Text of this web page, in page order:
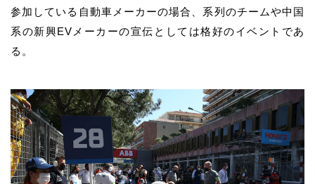
参加している自動車メーカーの場合、系列のチームや中国
系の新興EVメーカーの宣伝としては格好のイベントであ
る。